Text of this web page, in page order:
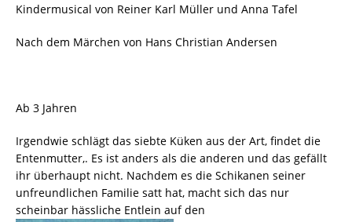
Kindermusical von Reiner Karl Müller und Anna Tafel
Nach dem Märchen von Hans Christian Andersen
Ab 3 Jahren
Irgendwie schlägt das siebte Küken aus der Art, findet die
Entenmutter,. Es ist anders als die anderen und das gefällt
ihr überhaupt nicht. Nachdem es die Schikanen seiner
unfreundlichen Familie satt hat, macht sich das nur
scheinbar hässliche Entlein auf den